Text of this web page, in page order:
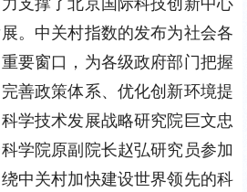
。中关村指数的发布为社会各
要窗口，为各级政府部门把握
善政策体系、优化创新环境提
学技术发展战略研究院巨文忠
学院原副院长赵弘研究员参加
中关村加快建设世界领先的科